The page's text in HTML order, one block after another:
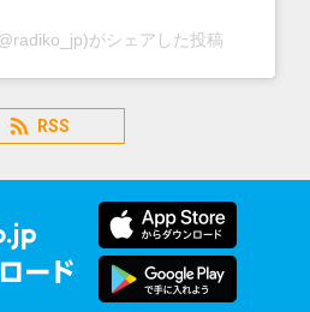
がシェアした投稿
RSS